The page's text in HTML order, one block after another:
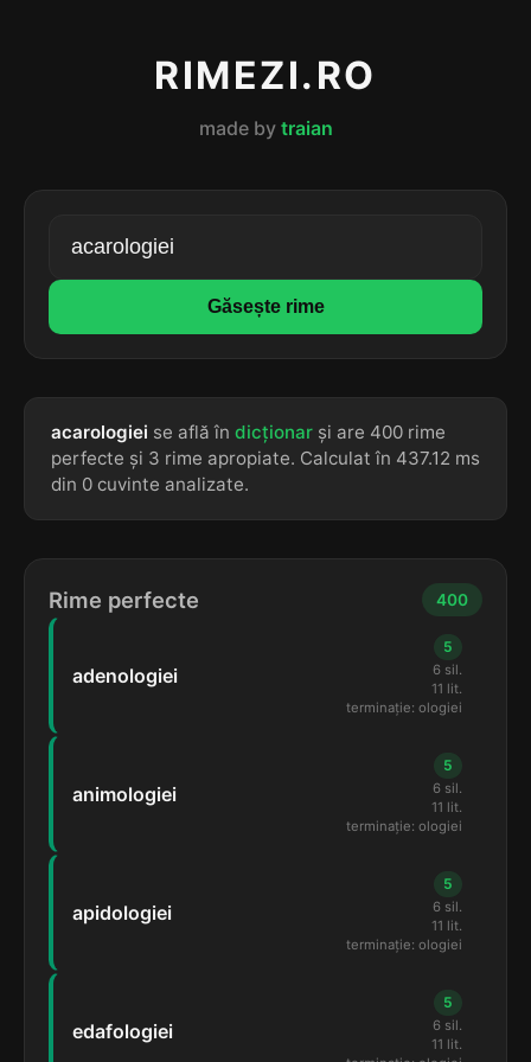
RIMEZI.RO
made by traian
Găsește rime
acarologiei se află în dicționar și are 400 rime
perfecte și 3 rime apropiate. Calculat în 437.12 ms
din 0 cuvinte analizate.
Rime perfecte 400
adenologiei
5
6 sil.
11 lit.
terminație: ologiei
animologiei
5
6 sil.
11 lit.
terminație: ologiei
apidologiei
5
6 sil.
11 lit.
terminație: ologiei
edafologiei
5
6 sil.
11 lit.